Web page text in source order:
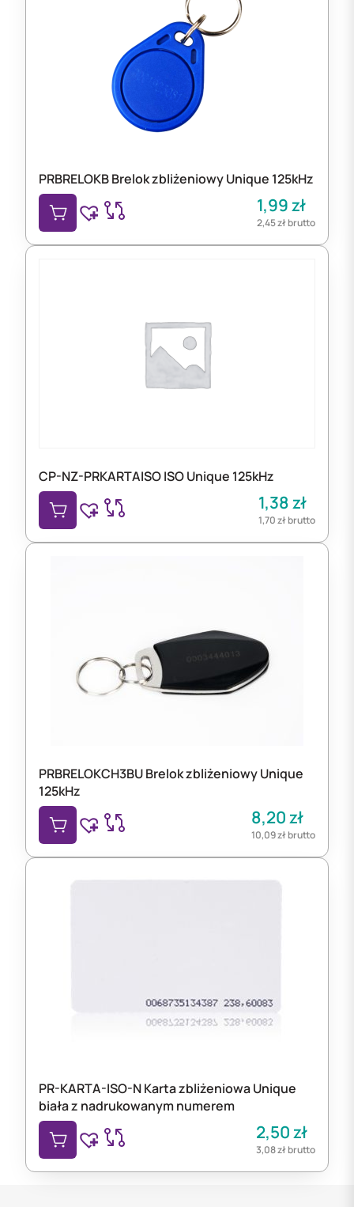
PRBRELOKB Brelok zbliżeniowy Unique 125kHz
1,99zł
2,45złbrutto
CP-NZ-PRKARTAISO ISO Unique 125kHz
1,38zł
1,70złbrutto
PRBRELOKCH3BU Brelok zbliżeniowy Unique
125kHz
8,20zł
10,09złbrutto
PR-KARTA-ISO-N Karta zbliżeniowa Unique
biała z nadrukowanym numerem
2,50zł
3,08złbrutto